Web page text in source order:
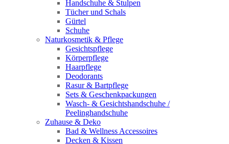
Handschuhe & Stulpen
Tücher und Schals
Gürtel
Schuhe
Naturkosmetik & Pflege
Gesichtspflege
Körperpflege
Haarpflege
Deodorants
Rasur & Bartpflege
Sets & Geschenkpackungen
Wasch‑ & Gesichtshandschuhe /
Peelinghandschuhe
Zuhause & Deko
Bad & Wellness Accessoires
Decken & Kissen